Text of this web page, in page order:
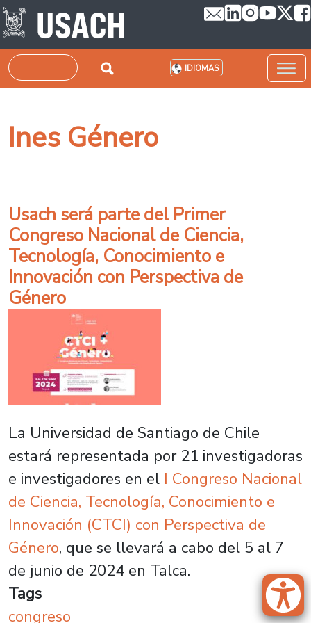
Pasar al contenido principal
Buscar IDIOMAS
Ines Género
Usach será parte del Primer
Congreso Nacional de Ciencia,
Tecnología, Conocimiento e
Innovación con Perspectiva de
Género
La Universidad de Santiago de Chile
estará representada por 21 investigadoras
e investigadores en el I Congreso Nacional
de Ciencia, Tecnología, Conocimiento e
Innovación (CTCI) con Perspectiva de
Género, que se llevará a cabo del 5 al 7
de junio de 2024 en Talca.
Tags
congreso